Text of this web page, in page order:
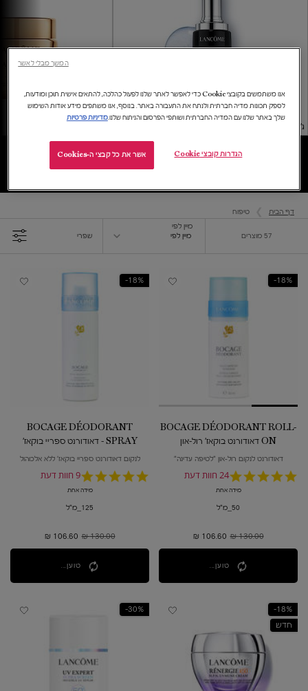
ג'ניפיק
טיפוח
דף הבית טיפוח
57 מוצרים
מיין לפי
מיין לפי
מיין לפי
שפרי
FILTER MENU
18%-
BOCAGE DÉODORANT ROLL-
ON דאודורנט בוקאז' רול-און
דאודורנט לנקום רול-און "לטיפה עדינה"
4.9
24 חוות דעת
מידה אחת
50_מ"ל
מחיר קודם
130.00 ₪ מחיר חדש
106.60 ₪
טוען...
18%-
BOCAGE DÉODORANT
SPRAY - דאודורנט ספריי בוקאז'
לנקום דאודורנט ספריי בוקאז' ללא אלכוהול
4.8
9 חוות דעת
מידה אחת
125_מ"ל
מחיר קודם
130.00 ₪ מחיר חדש
106.60 ₪
טוען...
18%-
חדש
30%-
אנו משתמשים בקובצי Cookie כדי לאפשר לאתר שלנו לפעול כהלכה, להתאים אישית תוכן ומודעות,
לספק תכונות מדיה חברתית ולנתח את התעבורה באתר. בנוסף, אנו משתפים מידע אודות השימוש
שלך באתר שלנו עם המדיה החברתית ושותפי הפרסום והניתוח שלנו.מדיניות פרטיות
הגדרות קובצי Cookie אשר את כל קבצי ה-Cookies
המשך מבלי לאשר